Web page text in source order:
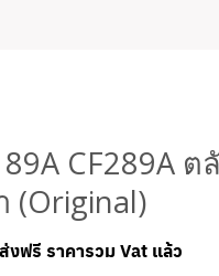
CF289A
(Original)
งฟรี ราคารวม Vat แล้ว